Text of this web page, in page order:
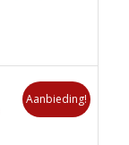
Aanbieding!